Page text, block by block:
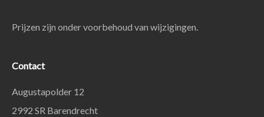
Prijzen zijn onder voorbehoud van wijzigingen.
Contact
Augustapolder 12
2992 SR Barendrecht